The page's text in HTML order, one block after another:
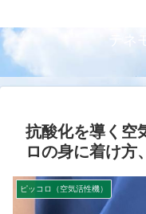
テネ
抗酸化を導く空
ロの身に着け方
ピッコロ（空気活性機）